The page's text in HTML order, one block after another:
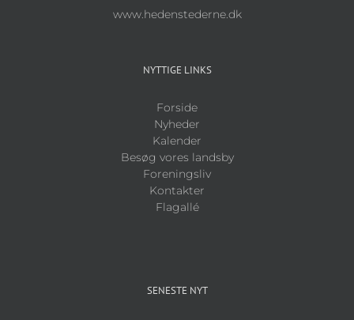
www.hedenstederne.dk
NYTTIGE LINKS
Forside
Nyheder
Kalender
Besøg vores landsby
Foreningsliv
Kontakter
Flagallé
SENESTE NYT